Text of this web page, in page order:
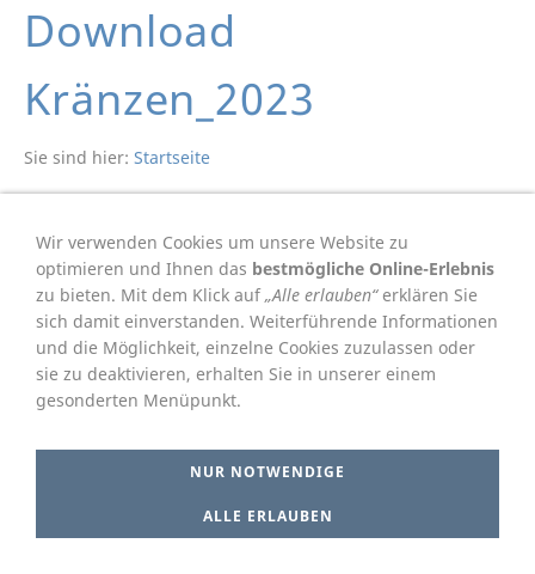
Download
Kränzen_2023
Sie sind hier: Startseite
Der Download wird in wenigen Augenblicken automatisch
gestartet. Sie können ihn auch automatisch starten, indem
Siehierklicken.
Wir verwenden Cookies um unsere Website zu
optimieren und Ihnen das bestmögliche Online-Erlebnis
zu bieten. Mit dem Klick auf„Alle erlauben“erklären Sie
sich damit einverstanden. Weiterführende Informationen
und die Möglichkeit, einzelne Cookies zuzulassen oder
sie zu deaktivieren, erhalten Sie in unserer einem
gesonderten Menüpunkt.
NUR NOTWENDIGE
ALLE ERLAUBEN